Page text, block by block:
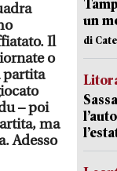
Il
o
partita
– poi
ma
Adesso
un
di